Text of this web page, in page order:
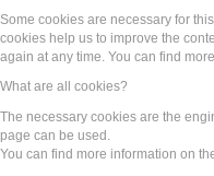
Some cookies are necessary for
cookies help us to improve the
again at any time. You can find
What are all cookies?
The necessary cookies are the
page can be used.
You can find more information on